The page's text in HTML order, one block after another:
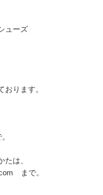
ューズ
ります。
は、
まで。